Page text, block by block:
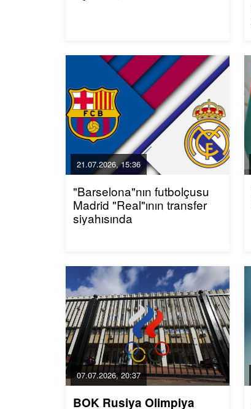
21.07.2026, 15:36
"Barselona"nın futbolçusu
Madrid "Real"ının transfer
siyahısında
07.07.2026, 20:37
BOK Rusiya Olimpiya